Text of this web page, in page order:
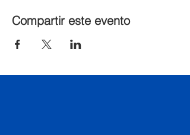
Compartir este evento